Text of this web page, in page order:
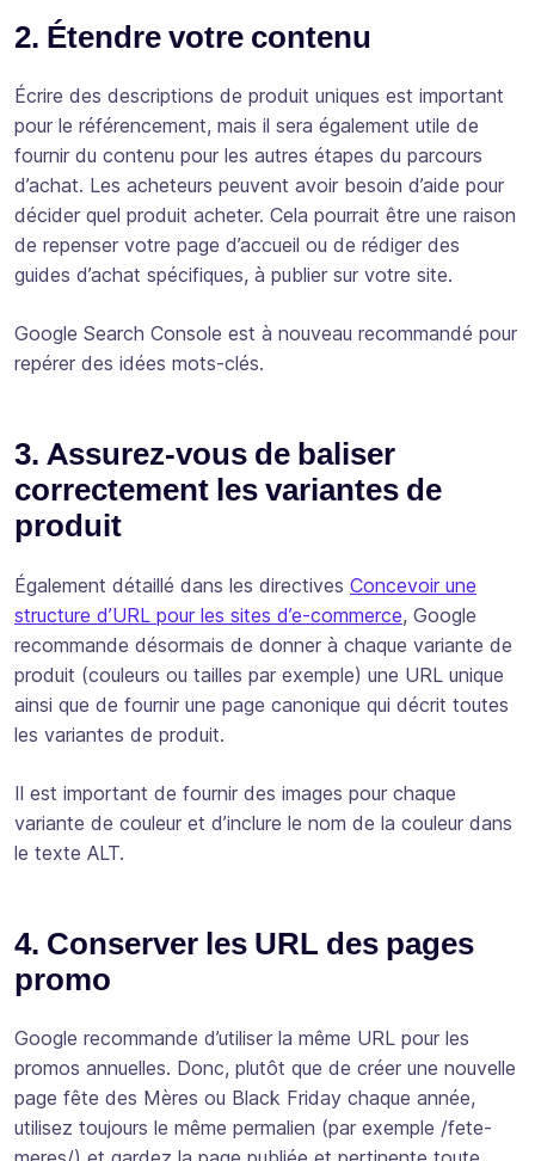
2. Étendre votre contenu
Écrire des descriptions de produit uniques est important
pour le référencement, mais il sera également utile de
fournir du contenu pour les autres étapes du parcours
d’achat. Les acheteurs peuvent avoir besoin d’aide pour
décider quel produit acheter. Cela pourrait être une raison
de repenser votre page d’accueil ou de rédiger des
guides d’achat spécifiques, à publier sur votre site.
Google Search Console est à nouveau recommandé pour
repérer des idées mots-clés.
3. Assurez-vous de baliser
correctement les variantes de
produit
Également détaillé dans les directives Concevoir une
structure d’URL pour les sites d’e-commerce, Google
recommande désormais de donner à chaque variante de
produit (couleurs ou tailles par exemple) une URL unique
ainsi que de fournir une page canonique qui décrit toutes
les variantes de produit.
Il est important de fournir des images pour chaque
variante de couleur et d’inclure le nom de la couleur dans
le texte ALT.
4. Conserver les URL des pages
promo
Google recommande d’utiliser la même URL pour les
promos annuelles. Donc, plutôt que de créer une nouvelle
page fête des Mères ou Black Friday chaque année,
utilisez toujours le même permalien (par exemple /fete-